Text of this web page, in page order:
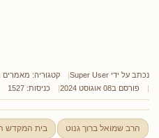
נכתב על ידי Super User קטגוריה: מאמרים
פורסם ב08 אוגוסט 2024
כניסות: 1527
הרב שמואל ברוך גנוט בית המקדש